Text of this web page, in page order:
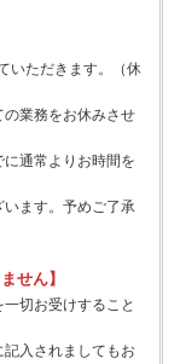
いただきます。（休
業務をお休みさせ
通常よりお時間を
います。予めご了承
せん】
切お受けすること
入されましてもお